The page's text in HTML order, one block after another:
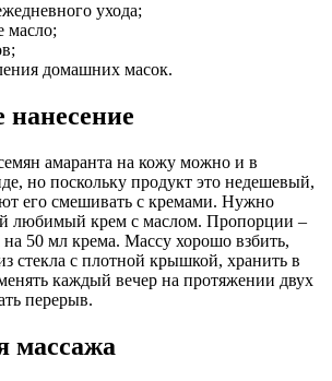
ухода;
масло;
домашних масок.
нанесение
амаранта на кожу можно и в
но поскольку продукт это недешевый,
его смешивать с кремами. Нужно
любимый крем с маслом. Пропорции –
50 мл крема. Массу хорошо взбить,
стекла с плотной крышкой, хранить в
каждый вечер на протяжении двух
перерыв.
массажа